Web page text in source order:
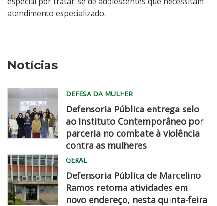
atendimento especializado.
Notícias
MG
0732
DEFESA DA MULHER
Defensoria Pública entrega selo
ao Instituto Contemporâneo por
parceria no combate à violência
contra as mulheres
GERAL
Defensoria Pública de Marcelino
Ramos retoma atividades em
novo endereço, nesta quinta-feira